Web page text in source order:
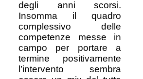
degli anni scorsi.
Insomma il quadro
complessivo delle
competenze messe in
campo per portare a
termine positivamente
l’intervento sembra